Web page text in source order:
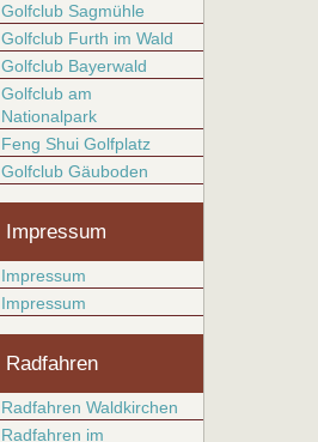
Golfclub Sagmühle
Golfclub Furth im Wald
Golfclub Bayerwald
Golfclub am
Nationalpark
Feng Shui Golfplatz
Golfclub Gäuboden
Impressum
Impressum
Impressum
Radfahren
Radfahren Waldkirchen
Radfahren im